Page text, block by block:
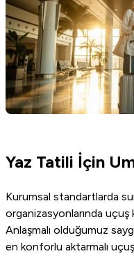
Yaz Tatili İçin
Kurumsal standartlarda
organizasyonlarında uçuş
Anlaşmalı olduğumuz
en konforlu aktarmalı